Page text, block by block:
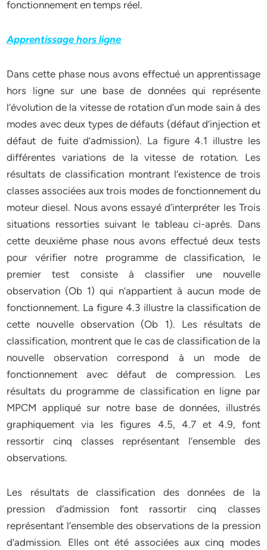
fonctionnement en temps réel.
Apprentissage hors ligne
Dans cette phase nous avons effectué un apprentissage
hors ligne sur une base de données qui représente
l’évolution de la vitesse de rotation d’un mode sain à des
modes avec deux types de défauts (défaut d’injection et
défaut de fuite d’admission). La figure 4.1 illustre les
différentes variations de la vitesse de rotation. Les
résultats de classification montrant l’existence de trois
classes associées aux trois modes de fonctionnement du
moteur diesel. Nous avons essayé d’interpréter les Trois
situations ressorties suivant le tableau ci-après. Dans
cette deuxième phase nous avons effectué deux tests
pour vérifier notre programme de classification, le
premier test consiste à classifier une nouvelle
observation (Ob 1) qui n’appartient à aucun mode de
fonctionnement. La figure 4.3 illustre la classification de
cette nouvelle observation (Ob 1). Les résultats de
classification, montrent que le cas de classification de la
nouvelle observation correspond à un mode de
fonctionnement avec défaut de compression. Les
résultats du programme de classification en ligne par
MPCM appliqué sur notre base de données, illustrés
graphiquement via les figures 4.5, 4.7 et 4.9, font
ressortir cinq classes représentant l’ensemble des
observations.
Les résultats de classification des données de la
pression d’admission font rassortir cinq classes
représentant l’ensemble des observations de la pression
d’admission. Elles ont été associées aux cinq modes